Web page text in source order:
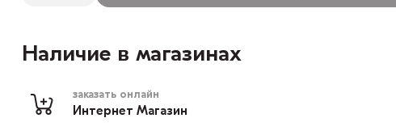
Наличие в магазинах
заказать онлайн
Интернет Магазин